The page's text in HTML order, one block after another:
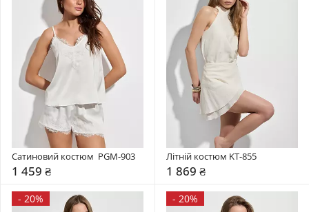
Сатиновий костюм  PGM-903
1 459 ₴
Літній костюм KT-855
1 869 ₴
- 20% - 20%